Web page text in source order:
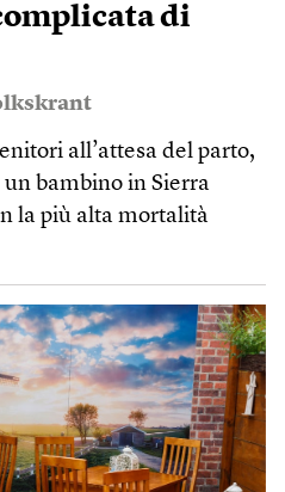
di
all’attesa del parto,
bambino in Sierra
la più alta mortalità